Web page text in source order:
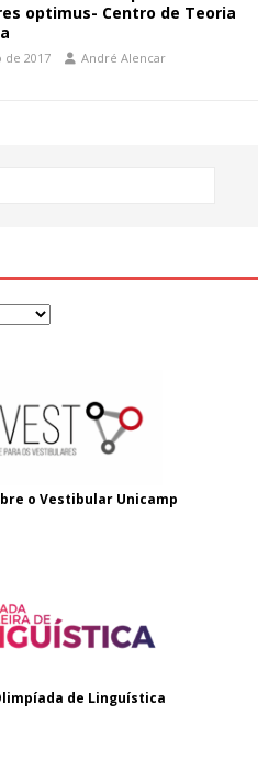
optimus- Centro de Teoria
de 2017 André Alencar
o Vestibular Unicamp
de Linguística